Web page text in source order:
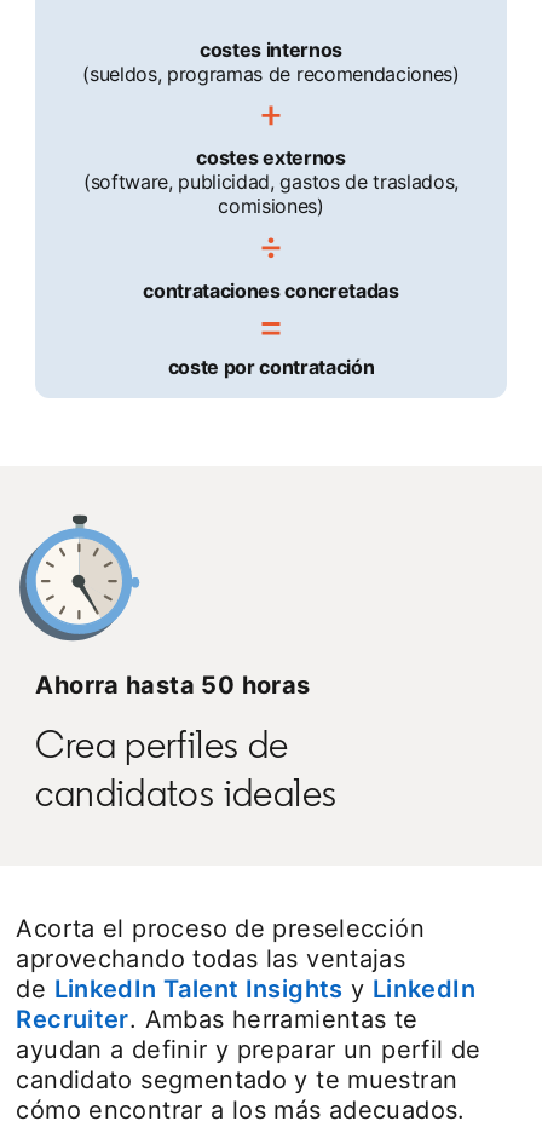
costes internos
(sueldos, programas de recomendaciones)
costes externos
(software, publicidad, gastos de traslados,
comisiones)
contrataciones concretadas
coste por contratación
Ahorra hasta 50 horas
Crea perfiles de
candidatos ideales
Acorta el proceso de preselección
aprovechando todas las ventajas
de LinkedIn Talent Insights y LinkedIn
Recruiter. Ambas herramientas te
ayudan a definir y preparar un perfil de
candidato segmentado y te muestran
cómo encontrar a los más adecuados.